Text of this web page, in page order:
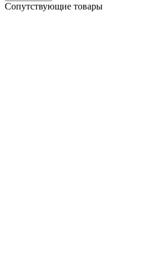
Сопутствующие товары